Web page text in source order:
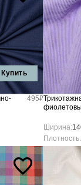
Купить
495₽
Ширина:
Плотность: